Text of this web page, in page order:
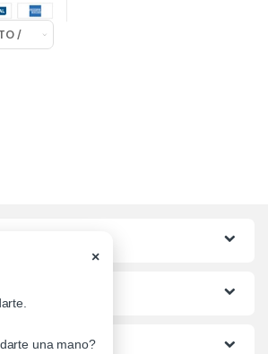
×
una mano?